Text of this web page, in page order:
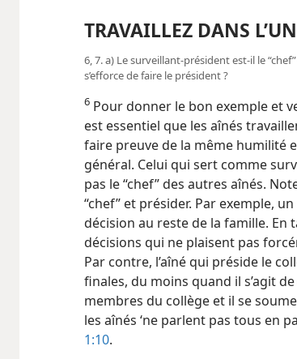
TRAVAILLEZ DANS
6, 7. a) Le surveillant-président est-​il le
s’efforce de faire le président ?
6 Pour donner le bon exemple et
est essentiel que les aînés
faire preuve de la même humilité
général. Celui qui sert comme
pas le “chef” des autres aînés.
“chef” et présider. Par exemple,
décision au reste de la famille. En
décisions qui ne plaisent pas
Par contre, l’aîné qui préside le
finales, du moins quand il s’agit
membres du collège et il se
les aînés ‘ne parlent pas tous en
1:10.